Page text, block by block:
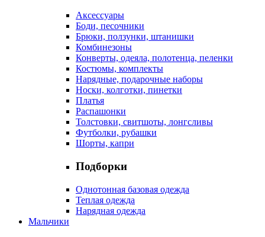
Аксессуары
Боди, песочники
Брюки, ползунки, штанишки
Комбинезоны
Конверты, одеяла, полотенца, пеленки
Костюмы, комплекты
Нарядные, подарочные наборы
Носки, колготки, пинетки
Платья
Распашонки
Толстовки, свитшоты, лонгсливы
Футболки, рубашки
Шорты, капри
Подборки
Однотонная базовая одежда
Теплая одежда
Нарядная одежда
Мальчики